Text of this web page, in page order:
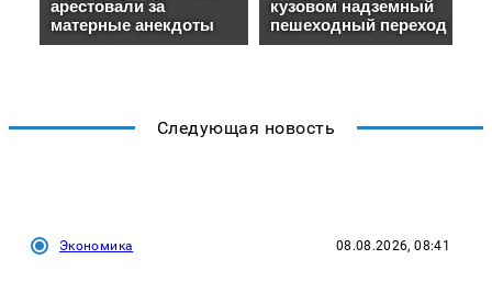
Следующая новость
Экономика 08.08.2026, 08:41